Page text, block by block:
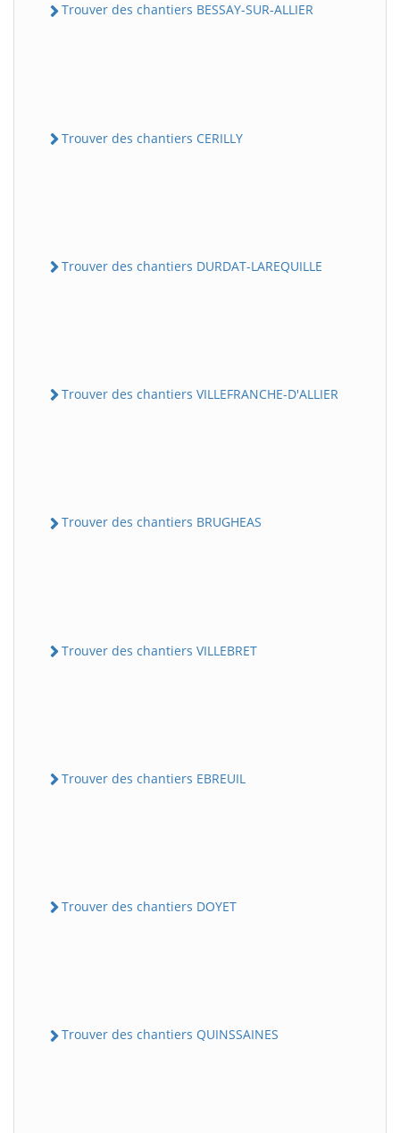
Trouver des chantiers BESSAY-SUR-ALLIER
Trouver des chantiers CERILLY
Trouver des chantiers DURDAT-LAREQUILLE
Trouver des chantiers VILLEFRANCHE-D'ALLIER
Trouver des chantiers BRUGHEAS
Trouver des chantiers VILLEBRET
Trouver des chantiers EBREUIL
Trouver des chantiers DOYET
Trouver des chantiers QUINSSAINES